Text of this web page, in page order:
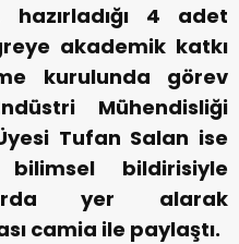
hazırladığı 4 adet
akademik katkı
kurulunda görev
Mühendisliği
Tufan Salan ise
bildirisiyle
yer alarak
camia ile paylaştı.